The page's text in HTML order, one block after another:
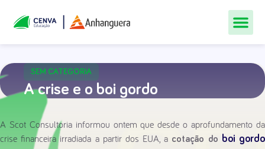
SEM CATEGORIA
A crise e o boi gordo
A Scot Consultoria informou ontem que desde o aprofundamento da
crise financeira irradiada a partir dos EUA, a cotação do boi gordo